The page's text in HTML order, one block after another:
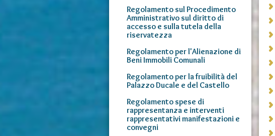
Regolamento sul Procedimento
Amministrativo sul diritto di
accesso e sulla tutela della
riservatezza
Regolamento per l'Alienazione di
Beni Immobili Comunali
Regolamento per la fruibilità del
Palazzo Ducale e del Castello
Regolamento spese di
rappresentanza e interventi
rappresentativi manifestazioni e
convegni